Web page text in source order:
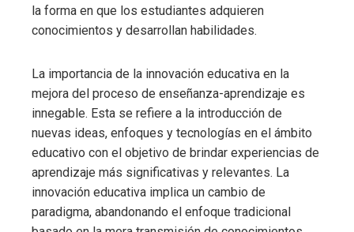
la forma en que los estudiantes adquieren
conocimientos y desarrollan habilidades.
La importancia de la innovación educativa en la
mejora del proceso de enseñanza-aprendizaje es
innegable. Esta se refiere a la introducción de
nuevas ideas, enfoques y tecnologías en el ámbito
educativo con el objetivo de brindar experiencias de
aprendizaje más significativas y relevantes. La
innovación educativa implica un cambio de
paradigma, abandonando el enfoque tradicional